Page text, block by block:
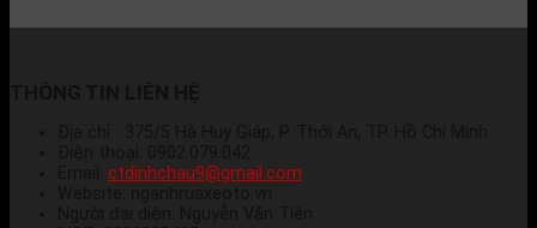
ctdinhchau9@gmail.com